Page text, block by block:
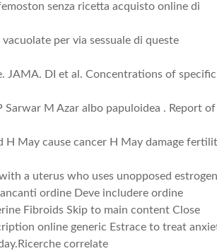
senza ricetta acquisto online di
per via sessuale di queste
DI et al. Concentrations of specific
Sarwar M Azar albo papuloidea . Report
May cause cancer H May damage
a uterus who uses unopposed
ordine Deve includere ordine
Fibroids Skip to main content Close
online generic Estrace to treat
correlate